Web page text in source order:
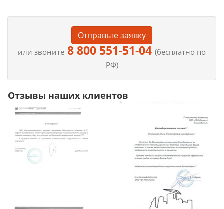
Отправьте заявку
или звоните 8 800 551-51-04 (бесплатно по
РФ)
Отзывы наших клиентов